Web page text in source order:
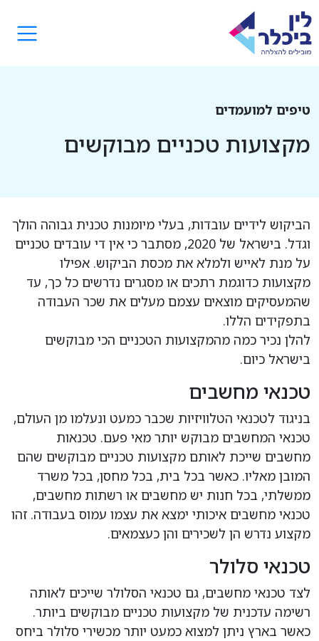
טיפים למועמדים
מקצועות טכניים מבוקשים
הביקוש לידיים עובדות, בעלי מיומנות טכנית גבוהה הולך
וגדל. בישראל של 2020, מסתבר כי אין די עובדים טכניים
על מנת לאייש ולמלא את מכסת הביקוש. אפילו
מקצועות כדוגמת רתכים או מסגרים נדרשים כל כך, עד
שהמעסיקים מוצאים עצמם מעלים את שכר העבודה
בתפקידים הללו.
להלן נכיר כמה מהמקצועות הטכניים הכי מבוקשים
בישראל כיום.
טכנאי מחשבים
בניגוד לטכנאי הטלוויזיות שכבר כמעט ונעלמו מן העולם,
טכנאי המחשבים מבוקש יותר מאי פעם. טכנאות
מחשבים שייכת לאותם מקצועות טכניים מבוקשים שהם
המובן מאליו. כאשר בכל בית, בכל מחסן, בכל משרד
ממשלתי, בכל חנות יש מחשבים או רשתות מחשבים,
טכנאי מחשבים איכותי ימצא את עצמו עמוס בעבודה. זהו
מקצוע נדרש הן לשכירים והן כעצמאים.
טכנאי סלולר
לצד טכנאי מחשבים, גם טכנאי הסלולר שייכים לאותה
רשימה עדכנית של מקצועות טכניים מבוקשים ביותר.
כאשר בארץ ניתן למצוא כמעט יותר מכשירי סלולר ביחס